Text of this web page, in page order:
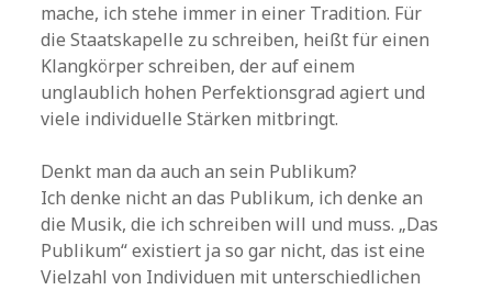
mache, ich stehe immer in einer Tradition. Für
die Staatskapelle zu schreiben, heißt für einen
Klangkörper schreiben, der auf einem
unglaublich hohen Perfektionsgrad agiert und
viele individuelle Stärken mitbringt.
Denkt man da auch an sein Publikum?
Ich denke nicht an das Publikum, ich denke an
die Musik, die ich schreiben will und muss. „Das
Publikum“ existiert ja so gar nicht, das ist eine
Vielzahl von Individuen mit unterschiedlichen